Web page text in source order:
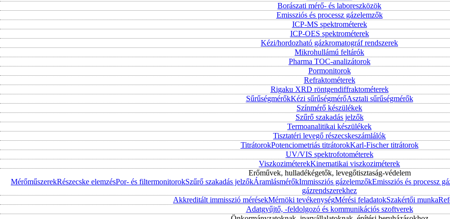
Borászati mérő- és laboreszközök
Emissziós és processz gázelemzők
ICP-MS spektrométerek
ICP-OES spektrométerek
Kézi/hordozható gázkromatográf rendszerek
Mikrohullámú feltárók
Pharma TOC-analizátorok
Pormonitorok
Refraktométerek
Rigaku XRD röntgendiffraktométerek
SűrűségmérőkKézi sűrűségmérőAsztali sűrűségmérők
Színmérő készülékek
Szűrő szakadás jelzők
Termoanalitikai készülékek
Tisztatéri levegő részecskeszámlálók
TitrátorokPotenciometriás titrátorokKarl-Fischer titrátorok
UV/VIS spektrofotométerek
ViszkoziméterekKinematikai viszkoziméterek
Erőművek, hulladékégetők, levegőtisztaság-védelem
MérőműszerekRészecske elemzésPor- és filtermonitorokSzűrő szakadás jelzőkÁramlásmérőkImmissziós gázelemzőkEmissziós és processz
gázrendszerekhez
Akkreditált immisszió mérésekMérnöki tevékenységMérési feladatokSzakértői munka
Adatgyűjtő, -feldolgozó és kommunikációs szoftverek